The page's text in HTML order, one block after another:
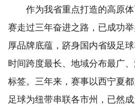
作为我省重点打造的高原体
赛走过三年奋进之路，已成功
厚品牌底蕴，跻身国内省级足
时间跨度最长、地域分布最广
标签。三年来，赛事以西宁夏
足球为纽带串联各市州，已然